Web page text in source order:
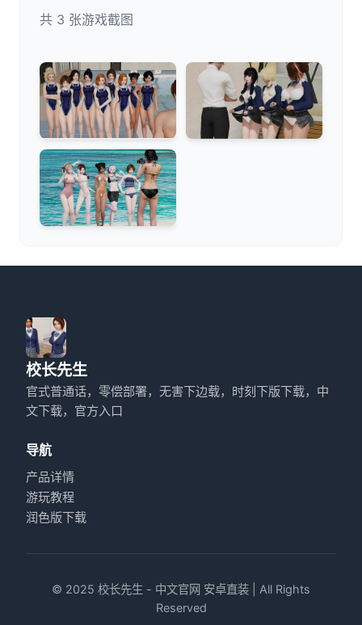
共 3 张游戏截图
校长先生
官式普通话，零偿部署，无害下边载，时刻下版下载，中
文下载，官方入口
导航
产品详情
游玩教程
润色版下载
© 2025 校长先生 - 中文官网 安卓直装 | All Rights
Reserved